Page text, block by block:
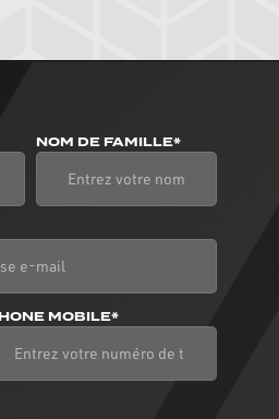
NOM DE FAMILLE*
MOBILE*